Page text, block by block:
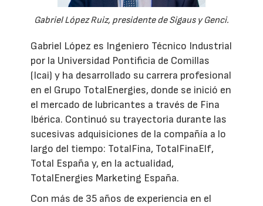
Gabriel López Ruiz, presidente de Sigaus y Genci.
Gabriel López es Ingeniero Técnico Industrial
por la Universidad Pontificia de Comillas
(Icai) y ha desarrollado su carrera profesional
en el Grupo TotalEnergies, donde se inició en
el mercado de lubricantes a través de Fina
Ibérica. Continuó su trayectoria durante las
sucesivas adquisiciones de la compañía a lo
largo del tiempo: TotalFina, TotalFinaElf,
Total España y, en la actualidad,
TotalEnergies Marketing España.
Con más de 35 años de experiencia en el